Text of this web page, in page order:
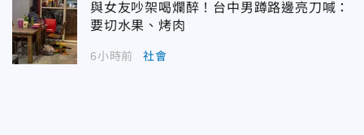
與女友吵架喝爛醉！台中男蹲路邊亮刀喊：
要切水果、烤肉
6小時前 社會